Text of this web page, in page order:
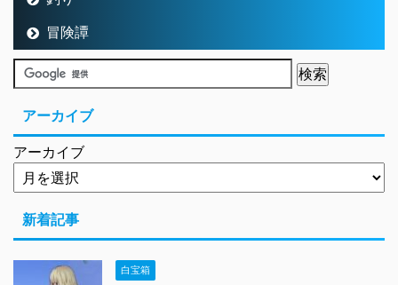
冒険譚
アーカイブ
アーカイブ
新着記事
白宝箱